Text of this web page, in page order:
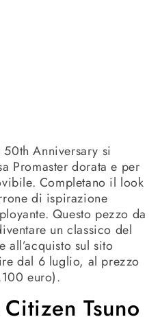
Anniversary si
Promaster dorata e per
Completano il look
di ispirazione
Questo pezzo da
un classico del
sul sito
dal 6 luglio, al prezzo
euro).
Tsuno